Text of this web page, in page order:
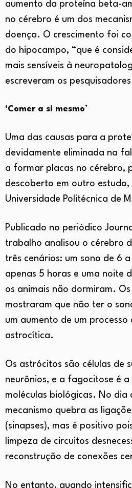
aumento da proteína beta-
no cérebro é um dos
doença. O crescimento foi
do hipocampo, “que é
mais sensíveis à
escreveram os
‘Comer a si mesmo’
Uma das causas para a
devidamente eliminada na
a formar placas no cérebro,
descoberto em outro estudo,
Universidade Politécnica de
Publicado no periódico
trabalho analisou o cérebro
três cenários: um sono de 6
apenas 5 horas e uma noite
os animais não dormiram.
mostraram que não ter o
um aumento de um
astrocítica.
Os astrócitos são células de
neurônios, e a fagocitose é
moléculas biológicas. No dia
mecanismo quebra as
(sinapses), mas é positivo
limpeza de circuitos
reconstrução de conexões
No entanto, quando